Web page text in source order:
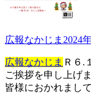
広報なかじま2024
広報なかじま Ｒ６.
ご挨拶を申し上げ
皆様におかれまし